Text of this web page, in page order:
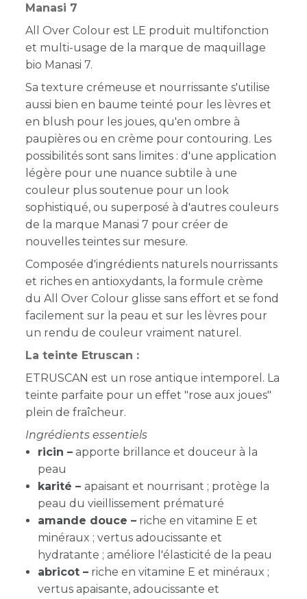
Manasi 7
All Over Colour est LE produit multifonction
et multi-usage de la marque de maquillage
bio Manasi 7.
Sa texture crémeuse et nourrissante s'utilise
aussi bien en baume teinté pour les lèvres et
en blush pour les joues, qu'en ombre à
paupières ou en crème pour contouring. Les
possibilités sont sans limites : d'une application
légère pour une nuance subtile à une
couleur plus soutenue pour un look
sophistiqué, ou superposé à d'autres couleurs
de la marque Manasi 7 pour créer de
nouvelles teintes sur mesure.
Composée d'ingrédients naturels nourrissants
et riches en antioxydants, la formule crème
du All Over Colour glisse sans effort et se fond
facilement sur la peau et sur les lèvres pour
un rendu de couleur vraiment naturel.
La teinte Etruscan :
ETRUSCAN est un rose antique intemporel. La
teinte parfaite pour un effet "rose aux joues"
plein de fraîcheur.
Ingrédients essentiels
ricin – apporte brillance et douceur à la
peau
karité – apaisant et nourrisant ; protège la
peau du vieillissement prématuré
amande douce – riche en vitamine E et
minéraux ; vertus adoucissante et
hydratante ; améliore l'élasticité de la peau
abricot – riche en vitamine E et minéraux ;
vertus apaisante, adoucissante et